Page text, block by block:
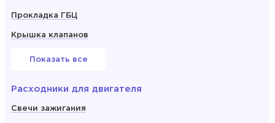
Прокладка ГБЦ
Крышка клапанов
Показать все
Расходники для двигателя
Свечи зажигания